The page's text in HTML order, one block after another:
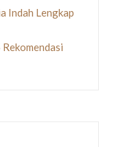
Indah Lengkap